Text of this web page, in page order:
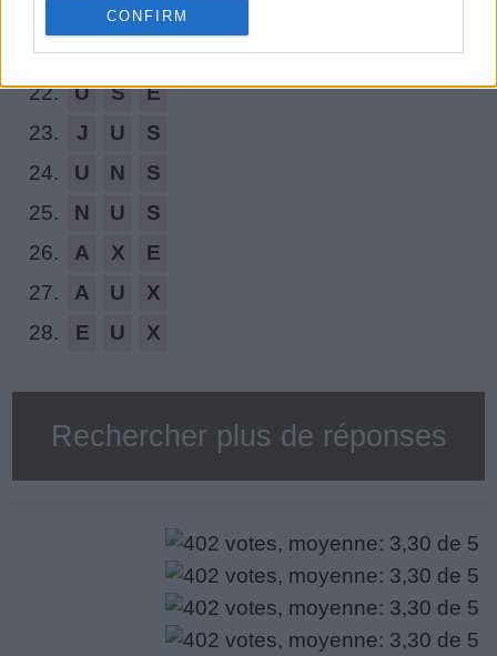
CONFIRM
U
S
21. S U
E
22. U S
E
23.
J U
S
24.
U N
S
25.
N U
S
26.
A X
E
27.
A U
X
28.
E U X
Rechercher plus de réponses